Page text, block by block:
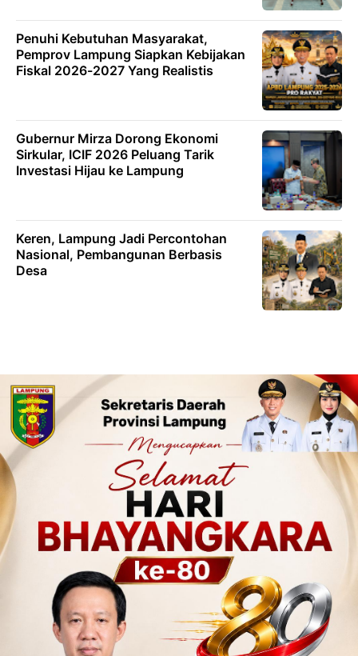
Penuhi Kebutuhan Masyarakat,
Pemprov Lampung Siapkan Kebijakan
Fiskal 2026-2027 Yang Realistis
Gubernur Mirza Dorong Ekonomi
Sirkular, ICIF 2026 Peluang Tarik
Investasi Hijau ke Lampung
Keren, Lampung Jadi Percontohan
Nasional, Pembangunan Berbasis
Desa